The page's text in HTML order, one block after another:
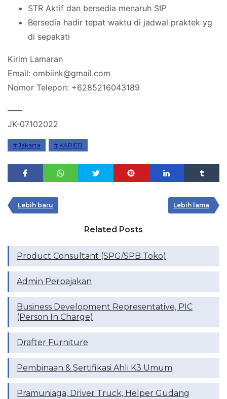
STR Aktif dan bersedia menaruh SIP
Bersedia hadir tepat waktu di jadwal praktek yg
di sepakati
Kirim Lamaran
Email: ombiink@gmail.com
Nomor Telepon: +6285216043189
JK-07102022
Jakarta KARIER
Lebih baru Lebih lama
Related Posts
Product Consultant (SPG/SPB Toko)
Admin Perpajakan
Business Development Representative, PIC
(Person In Charge)
Drafter Furniture
Pembinaan & Sertifikasi Ahli K3 Umum
Pramuniaga, Driver Truck, Helper Gudang